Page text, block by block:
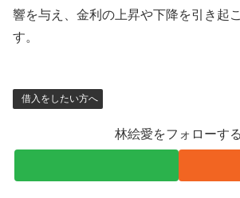
響を与え、金利の上昇や下降を引き起
す。
借入をしたい方へ
林絵愛をフォローする